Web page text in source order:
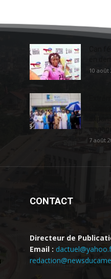
Can
10 août
7 août
CONTACT
Directeur de
Email :